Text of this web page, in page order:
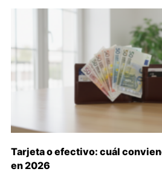
Tarjeta o efectivo: cuál
en 2026